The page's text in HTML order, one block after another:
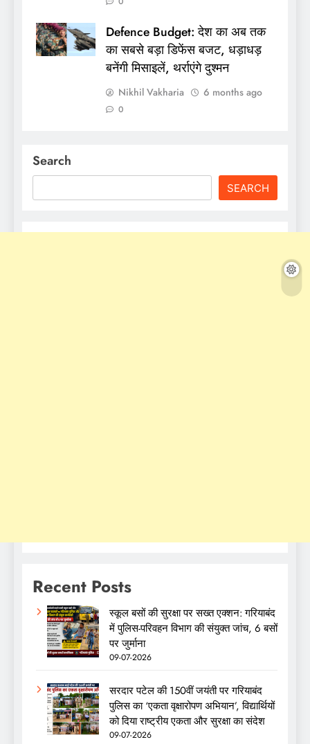
Defence Budget: देश का अब तक
का सबसे बड़ा डिफेंस बजट, धड़ाधड़
बनेंगी मिसाइलें, थर्राएंगे दुश्मन
Nikhil Vakharia 6 months ago
0
Search
SEARCH
Recent Posts
स्कूल बसों की सुरक्षा पर सख्त एक्शन: गरियाबंद
में पुलिस-परिवहन विभाग की संयुक्त जांच, 6 बसों
पर जुर्माना
09-07-2026
सरदार पटेल की 150वीं जयंती पर गरियाबंद
पुलिस का ‘एकता वृक्षारोपण अभियान’, विद्यार्थियों
को दिया राष्ट्रीय एकता और सुरक्षा का संदेश
09-07-2026